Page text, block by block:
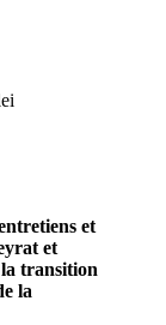
et
et
transition
la